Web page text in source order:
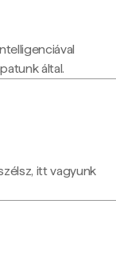
által.
itt vagyunk